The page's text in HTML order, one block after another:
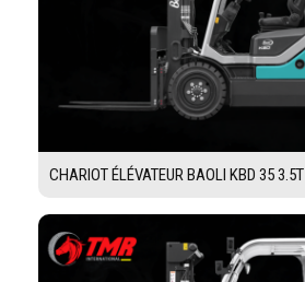
DIRECTION
COLONNE
RÉGLABLE
CHARIOT ÉLÉVATEUR BAOLI KBD 35 3.5T